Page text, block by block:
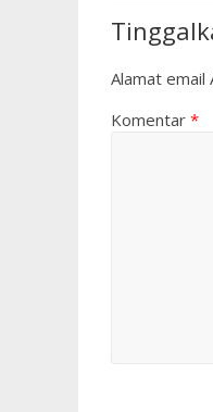
Alamat email
Komentar *